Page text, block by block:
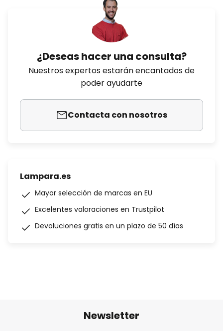
¿Deseas hacer una consulta?
Nuestros expertos estarán encantados de
poder ayudarte
Contacta con nosotros
Lampara.es
Mayor selección de marcas en EU
Excelentes valoraciones en Trustpilot
Devoluciones gratis en un plazo de 50 días
Newsletter